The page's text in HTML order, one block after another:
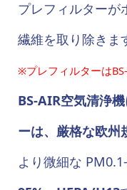
プレフィルターが
繊維を取り除きま
※プレフィルターは
BS-AIR空気清浄
ーは、厳格な欧州
より微細な